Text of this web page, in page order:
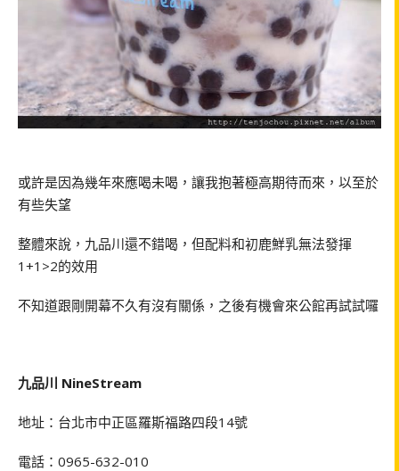
或許是因為幾年來應喝未喝，讓我抱著極高期待而來，以至於
有些失望
整體來說，九品川還不錯喝，但配料和初鹿鮮乳無法發揮
1+1>2的效用
不知道跟剛開幕不久有沒有關係，之後有機會來公館再試試囉
九品川 NineStream
地址：台北市中正區羅斯福路四段14號
電話： 0965-632-010